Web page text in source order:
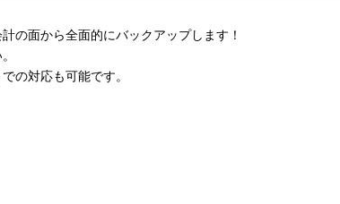
の面から全面的にバックアップします！
の対応も可能です。